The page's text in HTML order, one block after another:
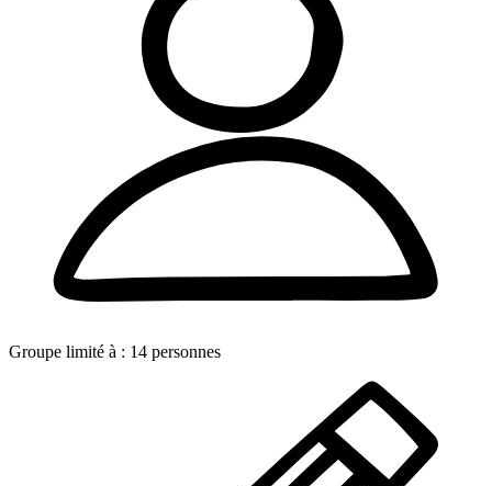
Groupe limité à : 14 personnes